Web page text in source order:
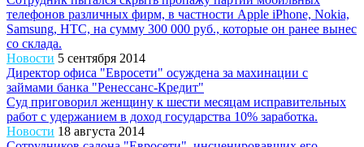
телефонов различных фирм, в частности Apple iPhone, Nokia,
Samsung, HTC, на сумму 300 000 руб., которые он ранее вынес
со склада.
Новости 5 сентября 2014
Директор офиса "Евросети" осуждена за махинации с
займами банка "Ренессанс-Кредит"
Суд приговорил женщину к шести месяцам исправительных
работ с удержанием в доход государства 10% заработка.
Новости 18 августа 2014